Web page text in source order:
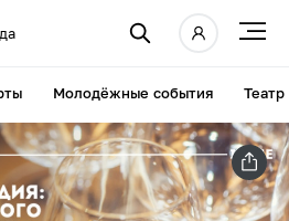
Молодёжные события Театр